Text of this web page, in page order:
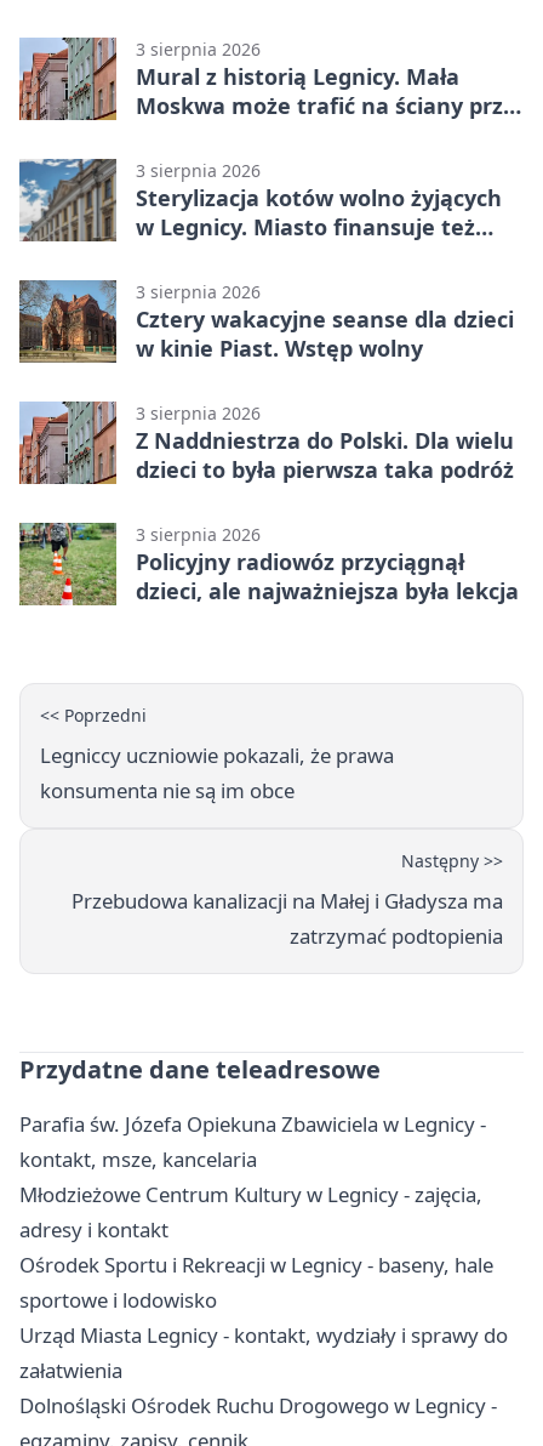
3 sierpnia 2026
Mural z historią Legnicy. Mała
Moskwa może trafić na ściany przy
3 sierpnia 2026
Sterylizacja kotów wolno żyjących
w Legnicy. Miasto finansuje też
3 sierpnia 2026
Cztery wakacyjne seanse dla dzieci
w kinie Piast. Wstęp wolny
3 sierpnia 2026
Z Naddniestrza do Polski. Dla wielu
dzieci to była pierwsza taka podróż
3 sierpnia 2026
Policyjny radiowóz przyciągnął
dzieci, ale najważniejsza była lekcja
<< Poprzedni
Legniccy uczniowie pokazali, że prawa
konsumenta nie są im obce
Następny >>
Przebudowa kanalizacji na Małej i Gładysza ma
zatrzymać podtopienia
Przydatne dane teleadresowe
Parafia św. Józefa Opiekuna Zbawiciela w Legnicy -
kontakt, msze, kancelaria
Młodzieżowe Centrum Kultury w Legnicy - zajęcia,
adresy i kontakt
Ośrodek Sportu i Rekreacji w Legnicy - baseny, hale
sportowe i lodowisko
Urząd Miasta Legnicy - kontakt, wydziały i sprawy do
załatwienia
Dolnośląski Ośrodek Ruchu Drogowego w Legnicy -
egzaminy, zapisy, cennik